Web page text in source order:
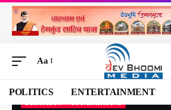
Aa
POLITICS ENTERTAINMENT